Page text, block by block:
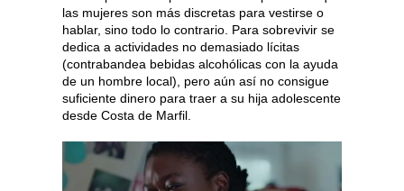
las mujeres son más discretas para vestirse o
hablar, sino todo lo contrario. Para sobrevivir se
dedica a actividades no demasiado lícitas
(contrabandea bebidas alcohólicas con la ayuda
de un hombre local), pero aún así no consigue
suficiente dinero para traer a su hija adolescente
desde Costa de Marfil.